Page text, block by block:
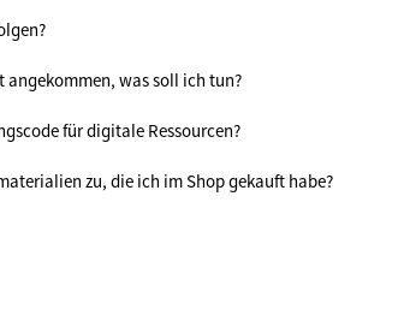
was soll ich tun?
für digitale Ressourcen?
zu, die ich im Shop gekauft habe?